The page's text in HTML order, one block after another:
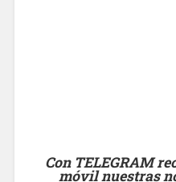
Con TELEGRAM
móvil nuestras